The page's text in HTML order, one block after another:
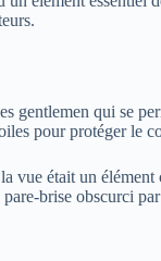
gentlemen qui se
pour protéger le
vue était un
brise obscurci